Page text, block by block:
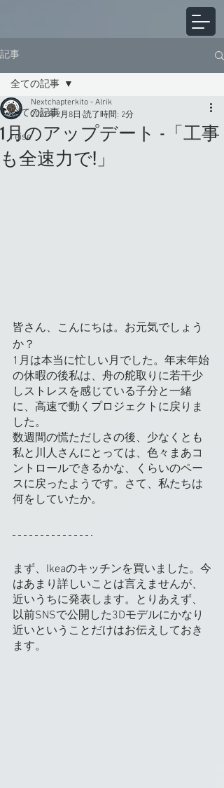
記事
全ての記事
reise
全ての記事
1月のアップデート -「工事
も全速力で!」
Nextchapterkito - Alrik
2022年2月8日 読了時間: 2分
皆さん、こんにちは。お元気でしょう
か？
1月は本当に忙しい月でした。年末年始
の休暇の後私は、舟の舵取りに若干少
しストレスを感じている子分と一緒
に、高速で動くプロジェクトに戻りま
した。
数週間の慌ただしさの後、少なくとも
私と川人さんにとっては、色々まあコ
ントロールできるかな、くらいのペー
スに戻ったようです。さて、私たちは
何をしていたか。
まず、Ikeaのキッチンを買いました。今
はあまり詳しいことは言えませんが、
近いうちに発表します。とりあえず、
以前SNSで公開した3Dモデルにかなり
近いということだけはお伝えしておき
ます。